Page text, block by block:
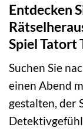
Entdecken
Spiel Tatort
Suchen Sie
einen Abend
gestalten, der